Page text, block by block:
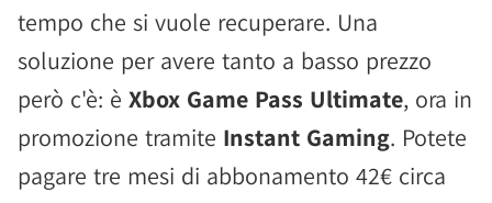
tempo che si vuole recuperare. Una
soluzione per avere tanto a basso prezzo
però c'è: è Xbox Game Pass Ultimate, ora in
promozione tramite Instant Gaming. Potete
pagare tre mesi di abbonamento 42€ circa